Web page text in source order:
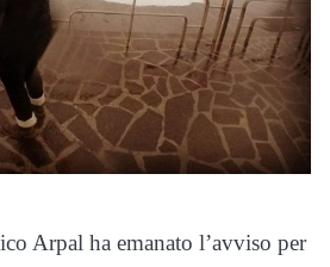
Arpal ha emanato l’avviso per